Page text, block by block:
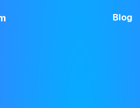
Blog